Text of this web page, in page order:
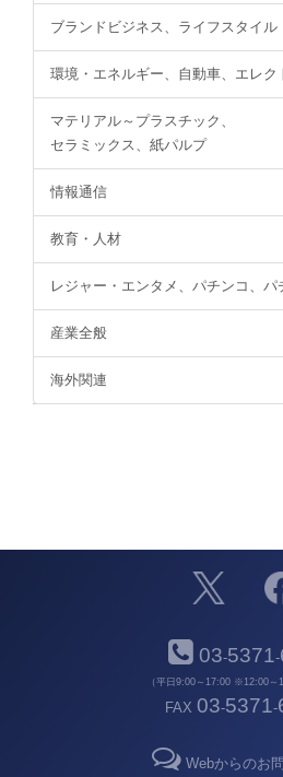
ブランドビジネス、ライフスタイル
環境・エネルギー、自動車、エレク
マテリアル～プラスチック、
セラミックス、紙パルプ
情報通信
教育・人材
レジャー・エンタメ、パチンコ、パ
産業全般
海外関連
03-5371-
（平日9:00～17:00 ※12:00～
FAX 03-5371-
Webからのお